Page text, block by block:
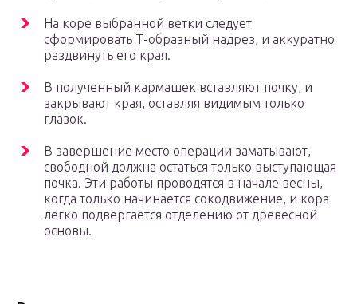
На коре выбранной ветки следует
сформировать Т-образный надрез, и аккуратно
раздвинуть его края.
В полученный кармашек вставляют почку, и
закрывают края, оставляя видимым только
глазок.
В завершение место операции заматывают,
свободной должна остаться только выступающая
почка. Эти работы проводятся в начале весны,
когда только начинается сокодвижение, и кора
легко подвергается отделению от древесной
основы.